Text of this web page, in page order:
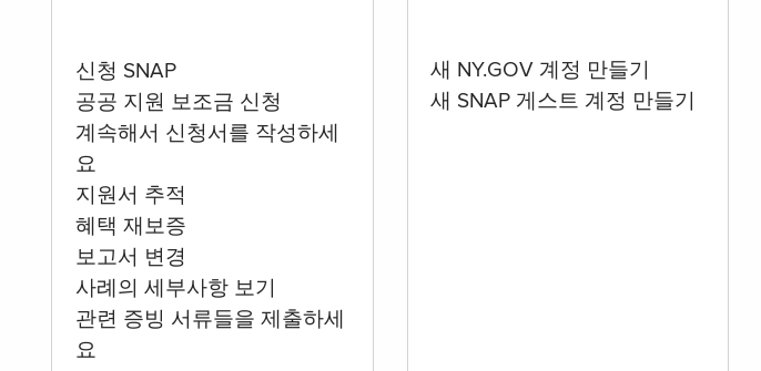
신청 SNAP
공공 지원 보조금 신청
계속해서 신청서를 작성하세
요
지원서 추적
혜택 재보증
보고서 변경
사례의 세부사항 보기
관련 증빙 서류들을 제출하세
요
새 NY.GOV 계정 만들기
새 SNAP 게스트 계정 만들기